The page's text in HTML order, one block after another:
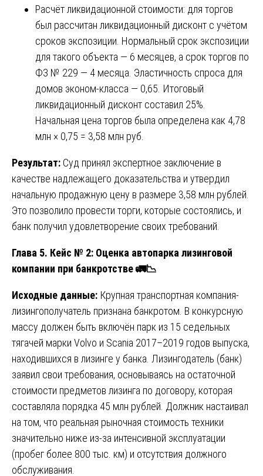
Расчёт ликвидационной стоимости: для торгов
был рассчитан ликвидационный дисконт с учётом
сроков экспозиции. Нормальный срок экспозиции
для такого объекта — 6 месяцев, а срок торгов по
ФЗ № 229 — 4 месяца. Эластичность спроса для
домов эконом-класса — 0,65. Итоговый
ликвидационный дисконт составил 25%.
Начальная цена торгов была определена как 4,78
млн × 0,75 = 3,58 млн руб.
Результат: Суд принял экспертное заключение в
качестве надлежащего доказательства и утвердил
начальную продажную цену в размере 3,58 млн рублей.
Это позволило провести торги, которые состоялись, и
банк получил удовлетворение своих требований.
Глава 5. Кейс № 2: Оценка автопарка лизинговой
компании при банкротстве🚛📉
Исходные данные: Крупная транспортная компания-
лизингополучатель признана банкротом. В конкурсную
массу должен быть включён парк из 15 седельных
тягачей марки Volvo и Scania 2017–2019 годов выпуска,
находившихся в лизинге у банка. Лизингодатель (банк)
заявил свои требования, основываясь на остаточной
стоимости предметов лизинга по договору, которая
составляла порядка 45 млн рублей. Должник настаивал
на том, что реальная рыночная стоимость техники
значительно ниже из-за интенсивной эксплуатации
(пробег более 800 тыс. км) и отсутствия должного
обслуживания.